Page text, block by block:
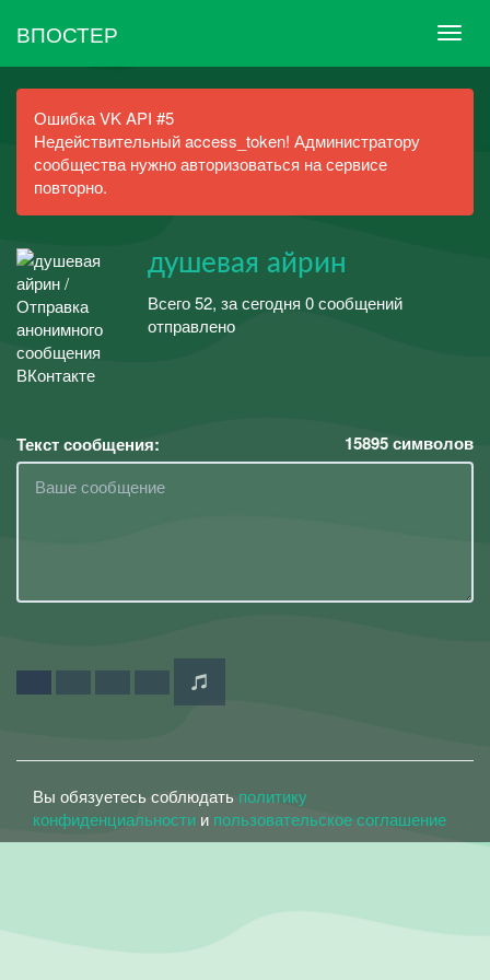
ВПОСТЕР
Ошибка VK API #5
Недействительный access_token! Администратору
сообщества нужно авторизоваться на сервисе
повторно.
душевая айрин
Всего 52, за сегодня 0 сообщений
отправлено
Текст сообщения: 15895символов
Вы обязуетесь соблюдать политику
конфиденциальности и пользовательское соглашение